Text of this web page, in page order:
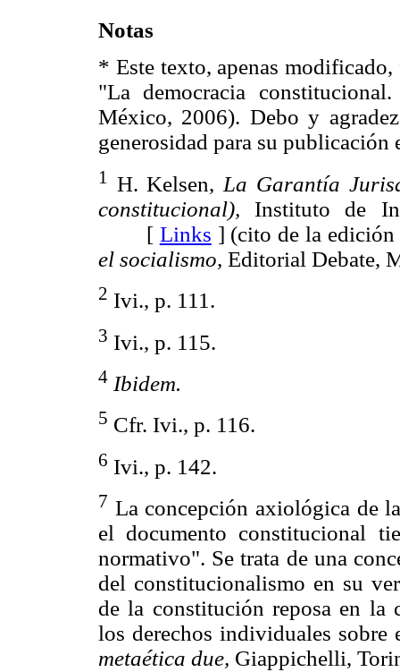
Notas
* Este texto, apenas
"La democracia
México, 2006). Debo y
generosidad para su publicación
1 H. Kelsen, La Garantía
constitucional), Instituto de
[ Links ] (cito de la
el socialismo, Editorial
2 Ivi., p. 111.
3 Ivi., p. 115.
4 Ibidem.
5 Cfr. Ivi., p. 116.
6 Ivi., p. 142.
7 La concepción axiológica de
el documento constitucional
normativo". Se trata de una
del constitucionalismo en su
de la constitución reposa en
los derechos individuales
metaética due, Giappichelli,